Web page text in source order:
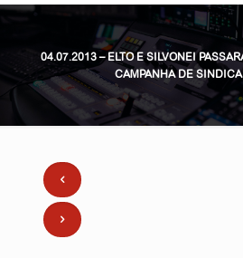
04.07.2013 – ELTO E SILVONEI
CAMPANHA DE